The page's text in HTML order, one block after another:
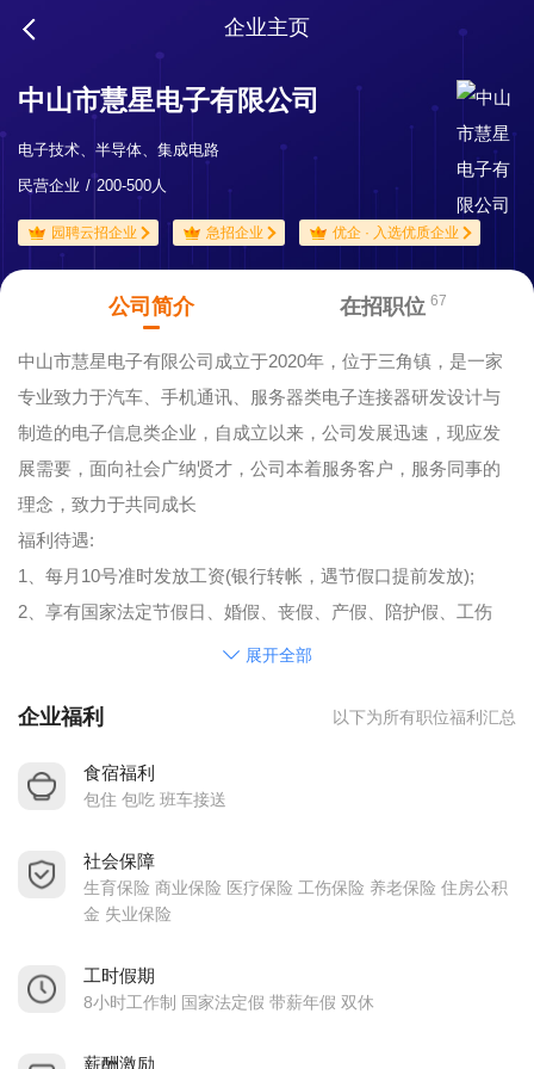
企业主页
中山市慧星电子有限公司
电子技术、半导体、集成电路
民营企业
200-500人
园聘云招企业 急招企业 优企 · 入选优质企业
公司简介 在招职位 67
中山市慧星电子有限公司成立于2020年，位于三角镇，是一家
专业致力于汽车、手机通讯、服务器类电子连接器研发设计与
制造的电子信息类企业，自成立以来，公司发展迅速，现应发
展需要，面向社会广纳贤才，公司本着服务客户，服务同事的
理念，致力于共同成长
福利待遇:
1、每月10号准时发放工资(银行转帐，遇节假口提前发放);
2、享有国家法定节假日、婚假、丧假、产假、陪护假、工伤
4、服务满5年及以上之职工享受5年资历奖金或等值礼品;
聚餐”及抽奖活动:
调，wifi 复盖)
展开全部
企业福利 以下为所有职位福利汇总
食宿福利
包住 包吃 班车接送
社会保障
生育保险 商业保险 医疗保险 工伤保险 养老保险 住房公积
金 失业保险
工时假期
8小时工作制 国家法定假 带薪年假 双休
薪酬激励